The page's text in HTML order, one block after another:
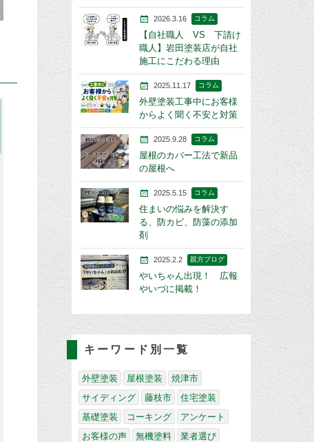
2026.3.16 コラム
【自社職人 VS 下請け
職人】岩田塗装店が自社
施工にこだわる理由
2025.11.17 コラム
外壁塗装工事中にお客様
からよく聞く不安と対策
2025.9.28 コラム
屋根のカバー工法で新品
の屋根へ
2025.5.15 コラム
住まいの悩みを解決す
る、防カビ、防藻の添加
剤
2025.2.2 親方ブログ
やいちゃん出現！ 広報
やいづに掲載！
キーワード別一覧
外壁塗装 屋根塗装
焼津市
サイディング
藤枝市
住宅塗装
基礎塗装
コーキング
アンケート
お客様の声
無機塗料
業者選び